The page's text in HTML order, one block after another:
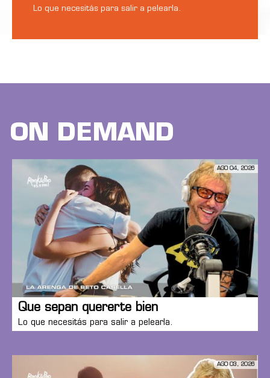
Lo que necesitás para salir a pelearla.
ON DEMAND
AGO 04, 2026
Que sepan quererte bien
Lo que necesitás para salir a pelearla.
AGO 03, 2026